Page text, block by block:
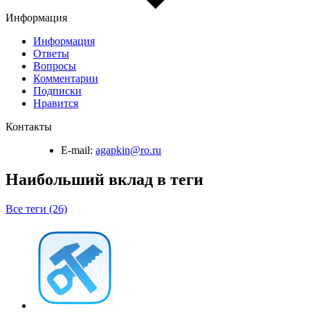
Информация
Информация
Ответы
Вопросы
Комментарии
Подписки
Нравится
Контакты
E-mail: agapkin@ro.ru
Наибольший вклад в теги
Все теги (26)